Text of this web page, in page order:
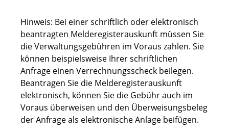
Hinweis: Bei einer schriftlich oder elektronisch
beantragten Melderegisterauskunft müssen Sie
die Verwaltungsgebühren im Voraus zahlen. Sie
können beispielsweise Ihrer schriftlichen
Anfrage einen Verrechnungsscheck beilegen.
Beantragen Sie die Melderegisterauskunft
elektronisch, können Sie die Gebühr auch im
Voraus überweisen und den Überweisungsbeleg
der Anfrage als elektronische Anlage beifügen.